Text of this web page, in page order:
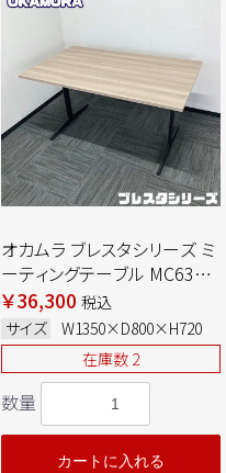
オカムラ ブレスタシリーズ ミ
ーティングテーブル MC635J
MX62
W1350×D800×H720 天
板：プライズウッドミディアム/
脚：ブラック 中古
￥36,300 税込
サイズ
W1350×D800×H720
在庫数 2
数量
カートに入れる